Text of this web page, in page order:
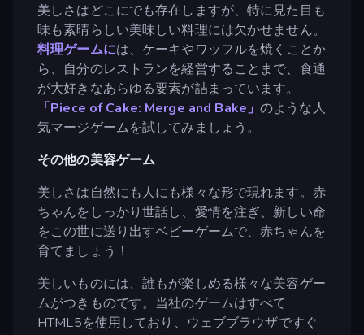
美しさはどこにでも存在しますが、特に見た目も
味も素晴らしい美味しい料理には欠かせません。
料理ゲームには、ケーキやワッフルを焼くことか
ら、自分のレストランを経営することまで、食通
が大好きなあらゆる要素が詰まっています。
「Piece of Cake: Merge and Bake」のような人
気マージゲームを試してみましょう。
その他の美容ゲーム
美しさは自然にも人にも様々な形で現れます。赤
ちゃんをしっかり世話し、愛情を注ぎ、新しい命
をこの世に送り出すベビーゲームで、赤ちゃんを
育てましょう！
美しいものには、誰もが楽しめる様々な美容ゲー
ムがつきものです。当社のゲームはすべて
HTML5を使用しており、ウェブブラウザですぐ